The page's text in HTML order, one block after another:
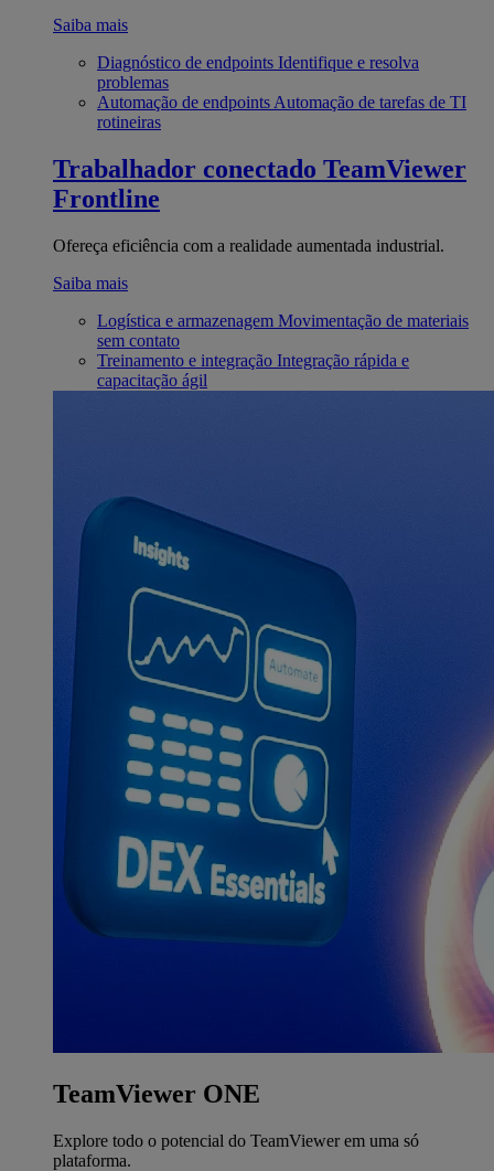
Saiba mais
Diagnóstico de endpoints Identifique e resolva
problemas
Automação de endpoints Automação de tarefas de TI
rotineiras
Trabalhador conectado TeamViewer
Frontline
Ofereça eficiência com a realidade aumentada industrial.
Saiba mais
Logística e armazenagem Movimentação de materiais
sem contato
Treinamento e integração Integração rápida e
capacitação ágil
TeamViewer ONE
Explore todo o potencial do TeamViewer em uma só
plataforma.